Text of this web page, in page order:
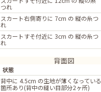
つれ
スカート右側寄りに 7cm の 縦の糸つ
れ
スカートすそ付近に 3cm の 縦の糸つ
れ
背面図
状態
背中に 4.5cm の生地が薄くなっている
箇所あり(背中の縫い目部分2ヶ所)